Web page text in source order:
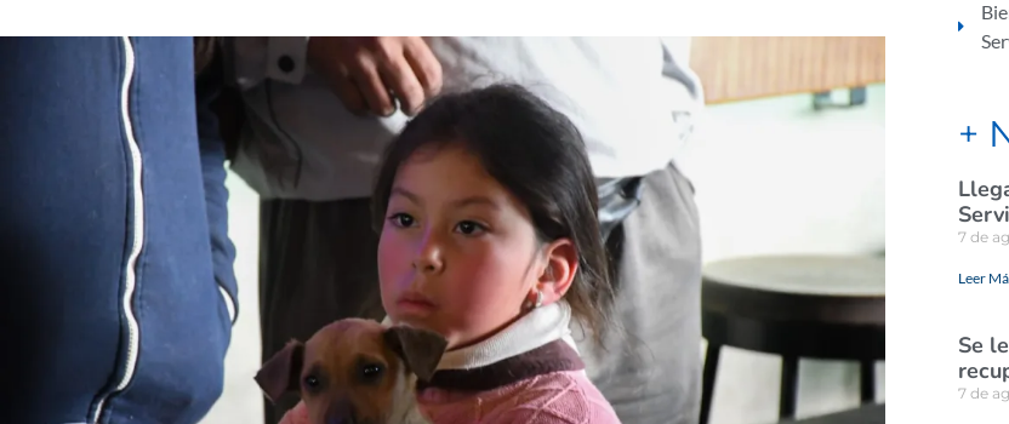
+
7 de
Leer
Se
7 de